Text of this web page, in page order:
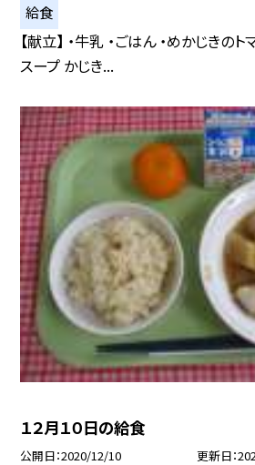
給食
【献立】 ・牛乳 ・ごはん ・めかじきの
スープ かじき...
１２月１０日の給食
公開日 2020/12/10 更新日